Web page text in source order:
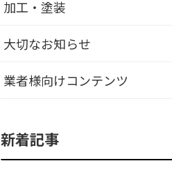
加工・塗装
大切なお知らせ
業者様向けコンテンツ
新着記事